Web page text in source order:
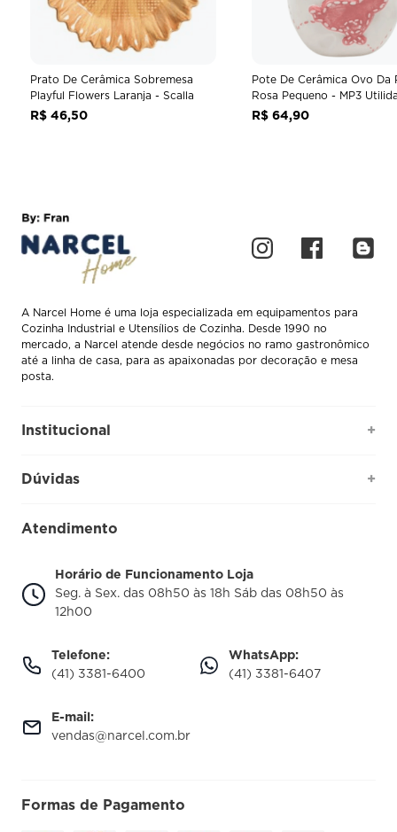
Prato De Cerâmica Sobremesa
Playful Flowers Laranja - Scalla
R$ 46,50
Pote De Cerâmica Ovo Da
Rosa Pequeno - MP3
R$ 64,90
A Narcel Home é uma loja especializada em equipamentos para
Cozinha Industrial e Utensílios de Cozinha. Desde 1990 no
mercado, a Narcel atende desde negócios no ramo gastronômico
até a linha de casa, para as apaixonadas por decoração e mesa
posta.
Institucional +
Fale conosco
Nossa loja
Dúvidas +
Trocas e Devoluções
Política de Entrega
Atendimento
Horário de Funcionamento Loja
Seg. à Sex. das 08h50 às 18h Sáb das 08h50 às
12h00
Telefone:
(41) 3381-6400
WhatsApp:
(41) 3381-6407
E-mail:
vendas@narcel.com.br
Formas de Pagamento